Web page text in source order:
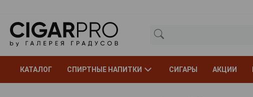
КАТАЛОГ СПИРТНЫЕ НАПИТКИ СИГАРЫ АКЦИИ